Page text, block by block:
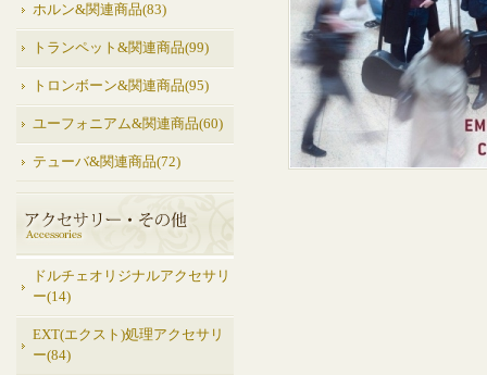
ホルン&関連商品(83)
トランペット&関連商品(99)
トロンボーン&関連商品(95)
ユーフォニアム&関連商品(60)
テューバ&関連商品(72)
ドルチェオリジナルアクセサリ
ー(14)
EXT(エクスト)処理アクセサリ
ー(84)